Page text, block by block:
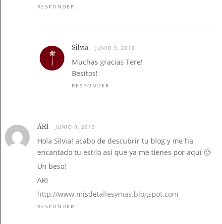
RESPONDER
Silvia JUNIO 9, 2013
Muchas gracias Tere!
Besitos!
RESPONDER
ARI JUNIO 9, 2013
Hola Silvia! acabo de descubrir tu blog y me ha
encantado tu estilo así que ya me tienes por aquí 🙂
Un beso!
ARI
http://www.misdetallesymas.blogspot.com
RESPONDER